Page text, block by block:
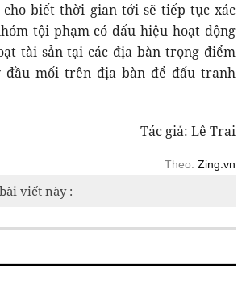
cho biết thời gian tới sẽ tiếp tục xác
tội phạm có dấu hiệu hoạt động
tài sản tại các địa bàn trọng điểm
đầu mối trên địa bàn để đấu tranh
Tác giả: Lê Trai
Theo: Zing.vn
viết này :